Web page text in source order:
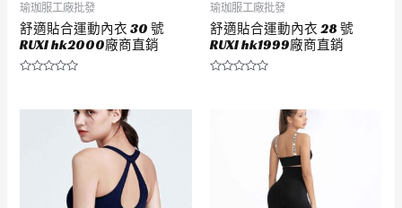
瑜珈服工廠批發
舒適貼合運動內衣 30 號
RUXI hk2000廠商直銷
瑜珈服工廠批發
舒適貼合運動內衣 28 號
RUXI hk1999廠商直銷